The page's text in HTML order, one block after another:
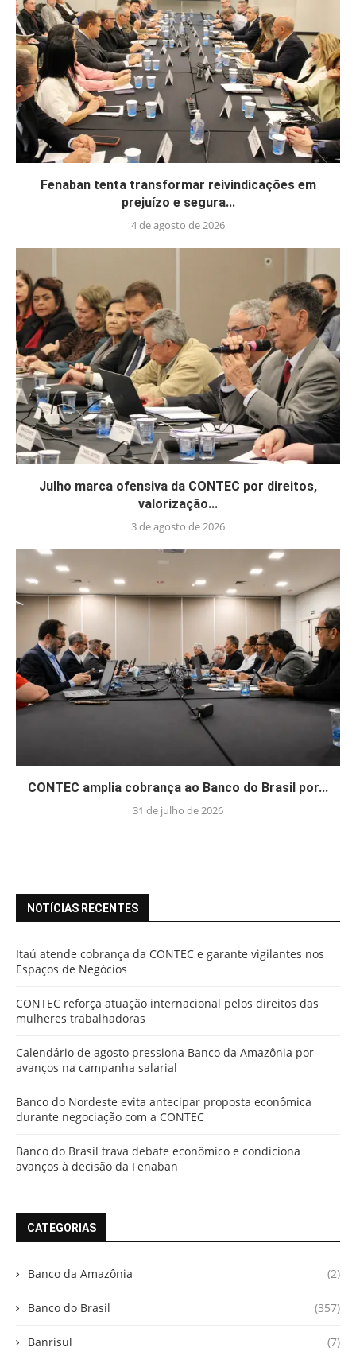
Fenaban tenta transformar reivindicações em
prejuízo e segura...
4 de agosto de 2026
Julho marca ofensiva da CONTEC por direitos,
valorização...
3 de agosto de 2026
CONTEC amplia cobrança ao Banco do Brasil por...
31 de julho de 2026
NOTÍCIAS RECENTES
Itaú atende cobrança da CONTEC e garante vigilantes nos
Espaços de Negócios
CONTEC reforça atuação internacional pelos direitos das
mulheres trabalhadoras
Calendário de agosto pressiona Banco da Amazônia por
avanços na campanha salarial
Banco do Nordeste evita antecipar proposta econômica
durante negociação com a CONTEC
Banco do Brasil trava debate econômico e condiciona
avanços à decisão da Fenaban
CATEGORIAS
Banco da Amazônia (2)
Banco do Brasil (357)
Banrisul (7)